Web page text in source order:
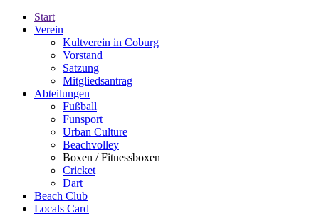
Start
Verein
Kultverein in Coburg
Vorstand
Satzung
Mitgliedsantrag
Abteilungen
Fußball
Funsport
Urban Culture
Beachvolley
Boxen / Fitnessboxen
Cricket
Dart
Beach Club
Locals Card